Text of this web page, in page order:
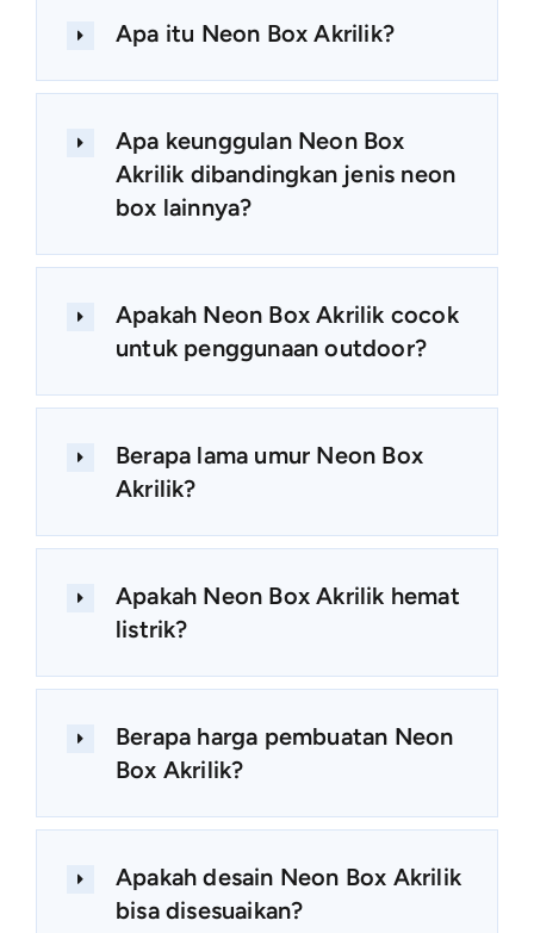
Apa itu Neon Box Akrilik?
Apa keunggulan Neon Box
Akrilik dibandingkan jenis neon
box lainnya?
Apakah Neon Box Akrilik cocok
untuk penggunaan outdoor?
Berapa lama umur Neon Box
Akrilik?
Apakah Neon Box Akrilik hemat
listrik?
Berapa harga pembuatan Neon
Box Akrilik?
Apakah desain Neon Box Akrilik
bisa disesuaikan?